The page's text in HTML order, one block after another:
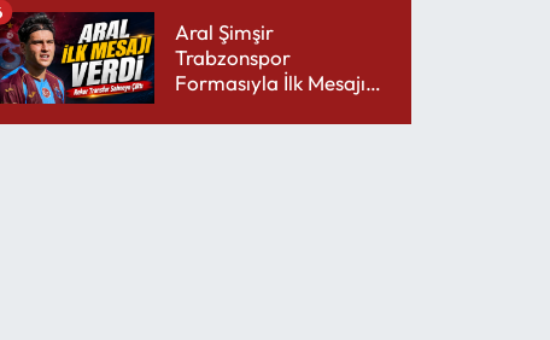
Aral Şimşir
Trabzonspor
Formasıyla İlk Mesajını